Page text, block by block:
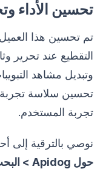
تحسين الأداء
تم تحسين هذا
وتبديل مشاهد
تحسين سلاسة تجربة
تجربة المستخدم.
نوصي بالترقية إلى
حول Apidog > البحث عن تحديثات.